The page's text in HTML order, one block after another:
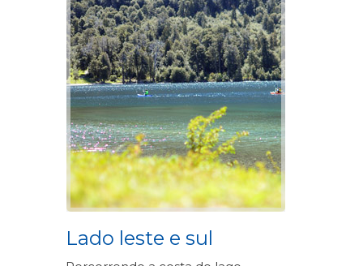
Lado leste e sul